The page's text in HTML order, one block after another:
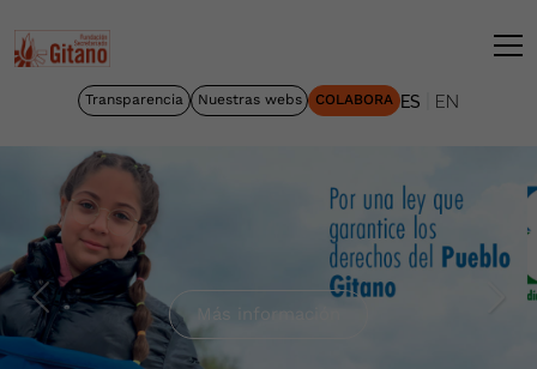
Transparencia Nuestras webs COLABORA ES EN
Fundación Secretariado Gitano
Más información
ANTERIOR